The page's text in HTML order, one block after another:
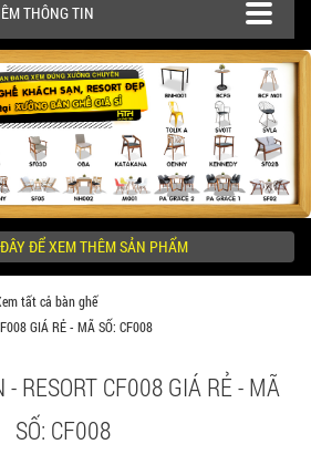
THÔNG TIN
ĐỂ XEM THÊM SẢN PHẨM
tất cả bàn ghế
GIÁ RẺ - MÃ SỐ: CF008
- RESORT CF008 GIÁ RẺ - MÃ
SỐ: CF008